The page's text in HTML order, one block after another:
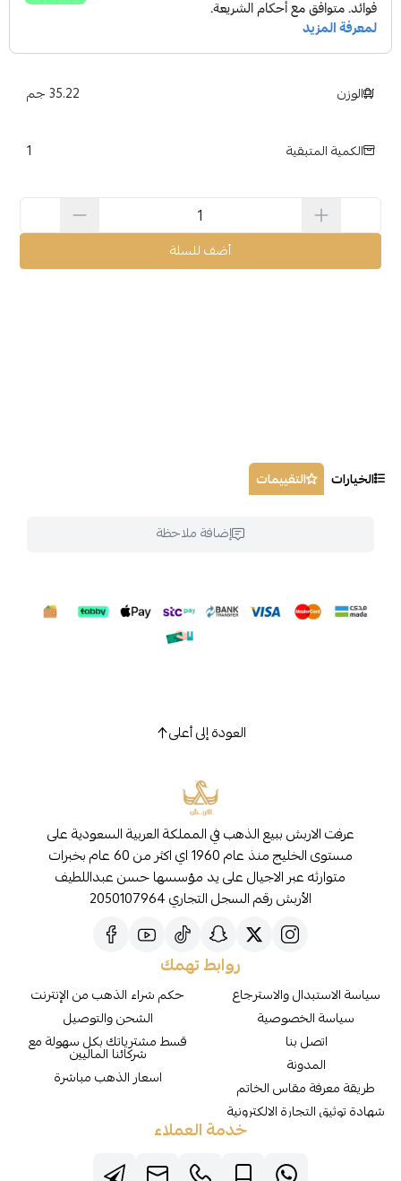
الوزن 35.22 جم
الكمية المتبقية 1
أضف للسلة
الخيارات التقييمات
إضافة ملاحظة
العودة إلى أعلى
عرفت الاربش ببيع الذهب في المملكة العربية السعودية على
مستوى الخليج منذ عام 1960 اي اكثر من 60 عام بخبرات
متوارثه عبر الاجيال على يد مؤسسها حسن عبداللطيف
الأربش رقم السجل التجاري 2050107964
روابط تهمك
سياسة الاستبدال والاسترجاع
سياسة الخصوصية
اتصل بنا
المدونة
طريقة معرفة مقاس الخاتم
شهادة توثيق التجارة الالكترونية
حكم شراء الذهب من الإنترنت
الشحن والتوصيل
قسط مشترياتك بكل سهولة مع
شركائنا الماليين
اسعار الذهب مباشرة
خدمة العملاء